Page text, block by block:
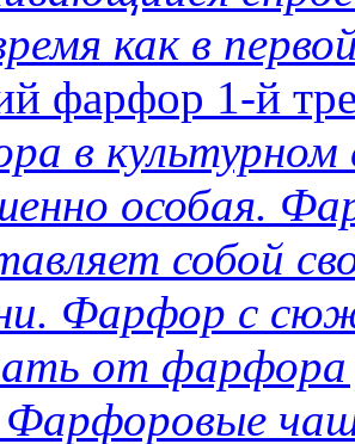
как в
фарфор 1-й
в культурном
особая.
собой
Фарфор с
от фарфора